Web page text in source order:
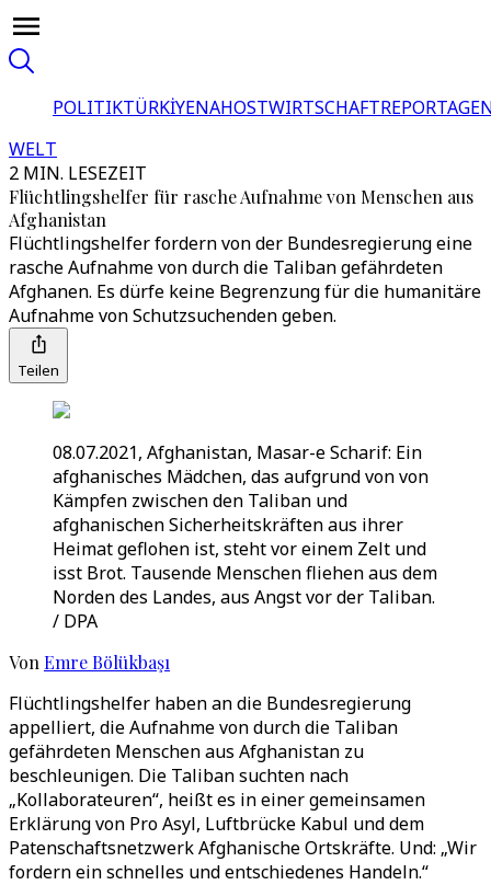
POLITIKTÜRKİYENAHOSTWIRTSCHAFT
WELT
2 MIN. LESEZEIT
Flüchtlingshelfer für rasche Aufnahme von Menschen aus
Afghanistan
Flüchtlingshelfer fordern von der Bundesregierung eine
rasche Aufnahme von durch die Taliban gefährdeten
Afghanen. Es dürfe keine Begrenzung für die humanitäre
Aufnahme von Schutzsuchenden geben.
Teilen
08.07.2021, Afghanistan, Masar-e Scharif: Ein
afghanisches Mädchen, das aufgrund von von
Kämpfen zwischen den Taliban und
afghanischen Sicherheitskräften aus ihrer
Heimat geflohen ist, steht vor einem Zelt und
isst Brot. Tausende Menschen fliehen aus dem
Norden des Landes, aus Angst vor der Taliban.
/ DPA
Von Emre Bölükbaşı
Flüchtlingshelfer haben an die Bundesregierung
appelliert, die Aufnahme von durch die Taliban
gefährdeten Menschen aus Afghanistan zu
beschleunigen. Die Taliban suchten nach
„Kollaborateuren“, heißt es in einer gemeinsamen
Erklärung von Pro Asyl, Luftbrücke Kabul und dem
Patenschaftsnetzwerk Afghanische Ortskräfte. Und: „Wir
fordern ein schnelles und entschiedenes Handeln.“